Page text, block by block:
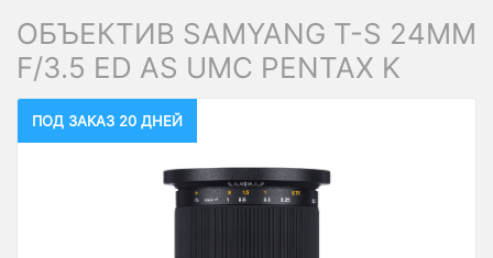
ОБЪЕКТИВ SAMYANG T-S 24MM
F/3.5 ED AS UMC PENTAX K
ПОД ЗАКАЗ 20 ДНЕЙ